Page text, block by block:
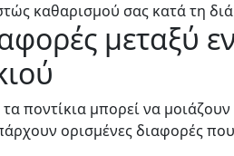
καθαρισμού σας κατά τη
μεταξύ
ποντίκια μπορεί να
ορισμένες διαφορές